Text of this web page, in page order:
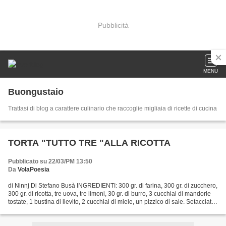
Pubblicità
MENU
Buongustaio
Trattasi di blog a carattere culinario che raccoglie migliaia di ricette di cucina
TORTA "TUTTO TRE "ALLA RICOTTA
Pubblicato su 22/03/PM 13:50
Da VolaPoesia
di Ninnj Di Stefano Busà INGREDIENTI: 300 gr. di farina, 300 gr. di zucchero,
300 gr. di ricotta, tre uova, tre limoni, 30 gr. di burro, 3 cucchiai di mandorle
tostate, 1 bustina di lievito, 2 cucchiai di miele, un pizzico di sale. Setacciate